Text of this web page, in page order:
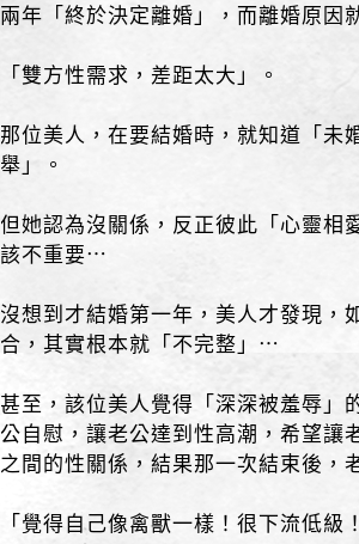
兩年「終於決定離婚」，而離婚原因
「雙方性需求，差距太大」。
那位美人，在要結婚時，就知道「未
舉」。
但她認為沒關係，反正彼此「心靈相
該不重要⋯
沒想到才結婚第一年，美人才發現，
合，其實根本就「不完整」⋯
甚至，該位美人覺得「深深被羞辱」
公自慰，讓老公達到性高潮，希望讓
之間的性關係，結果那一次結束後，
「覺得自己像禽獸一樣！很下流低級